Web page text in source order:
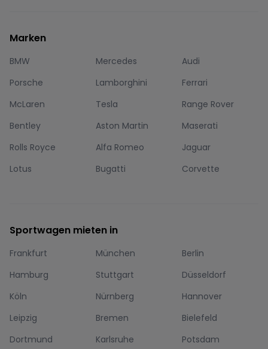
Marken
BMW Mercedes
Audi
Porsche
Lamborghini
Ferrari
McLaren
Tesla
Range Rover
Bentley
Aston Martin
Maserati
Rolls Royce
Alfa Romeo
Jaguar
Lotus
Bugatti Corvette
Sportwagen mieten in
Frankfurt München
Berlin
Hamburg
Stuttgart
Düsseldorf
Köln
Nürnberg
Hannover
Leipzig
Bremen
Bielefeld
Dortmund
Karlsruhe
Potsdam